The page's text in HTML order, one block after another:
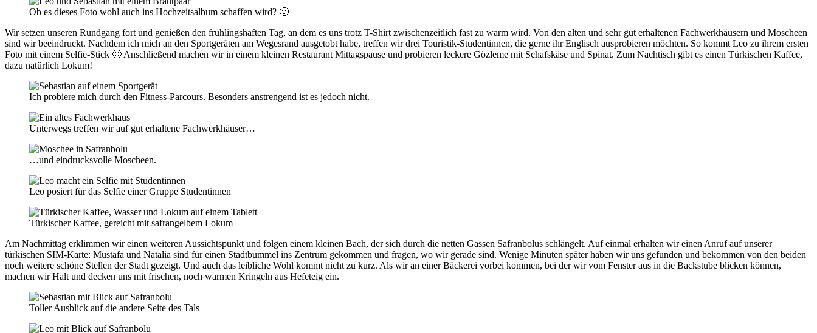
Ob es dieses Foto wohl auch ins Hochzeitsalbum schaffen wird? 🙂
Wir setzen unseren Rundgang fort und genießen den frühlingshaften Tag, an dem es uns trotz T-Shirt zwischenzeitlich fast zu warm wird. Von den alten und sehr gut erhaltenen Fachwerkhäusern und Moscheen
sind wir beeindruckt. Nachdem ich mich an den Sportgeräten am Wegesrand ausgetobt habe, treffen wir drei Touristik-Studentinnen, die gerne ihr Englisch ausprobieren möchten. So kommt Leo zu ihrem ersten
Foto mit einem Selfie-Stick 🙂 Anschließend machen wir in einem kleinen Restaurant Mittagspause und probieren leckere Gözleme mit Schafskäse und Spinat. Zum Nachtisch gibt es einen Türkischen Kaffee,
dazu natürlich Lokum!
Ich probiere mich durch den Fitness-Parcours. Besonders anstrengend ist es jedoch nicht.
Unterwegs treffen wir auf gut erhaltene Fachwerkhäuser…
…und eindrucksvolle Moscheen.
Leo posiert für das Selfie einer Gruppe Studentinnen
Türkischer Kaffee, gereicht mit safrangelbem Lokum
Am Nachmittag erklimmen wir einen weiteren Aussichtspunkt und folgen einem kleinen Bach, der sich durch die netten Gassen Safranbolus schlängelt. Auf einmal erhalten wir einen Anruf auf unserer
türkischen SIM-Karte: Mustafa und Natalia sind für einen Stadtbummel ins Zentrum gekommen und fragen, wo wir gerade sind. Wenige Minuten später haben wir uns gefunden und bekommen von den beiden
noch weitere schöne Stellen der Stadt gezeigt. Und auch das leibliche Wohl kommt nicht zu kurz. Als wir an einer Bäckerei vorbei kommen, bei der wir vom Fenster aus in die Backstube blicken können,
machen wir Halt und decken uns mit frischen, noch warmen Kringeln aus Hefeteig ein.
Toller Ausblick auf die andere Seite des Tals